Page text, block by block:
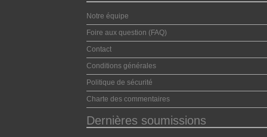
Notre équipe
Foire aux question (FAQ)
Contact
Conditions générales
Politique de sécurité
Charte des commentaires
Dernières soumissions